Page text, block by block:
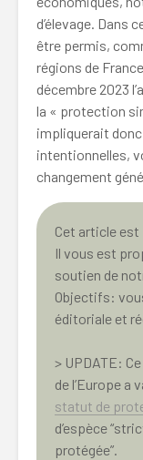
d’élevage. Dans
être permis,
régions de
décembre 2023
la « protection
impliquerait
intentionnelles,
changement
Cet article est
Il vous est
soutien de
Objectifs:
éditoriale et
> UPDATE:
de l’Europe a
statut de
d’espèce
protégée”.